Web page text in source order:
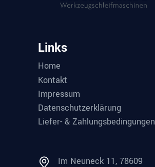
Links
Home
Kontakt
Impressum
Datenschutzerklärung
Liefer- & Zahlungsbedingungen
Im Neuneck 11, 78609